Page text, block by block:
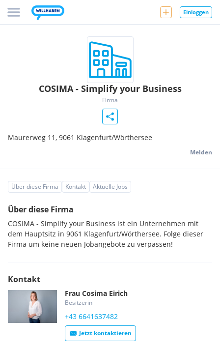
Einloggen
COSIMA - Simplify your Business
Firma
Maurerweg 11, 9061 Klagenfurt/Wörthersee
Melden
Über diese Firma Kontakt Aktuelle Jobs
Über diese Firma
COSIMA - Simplify your Business ist ein Unternehmen mit
dem Hauptsitz in 9061 Klagenfurt/Wörthersee. Folge dieser
Firma um keine neuen Jobangebote zu verpassen!
Kontakt
Frau Cosima Eirich
Besitzerin
+43 6641637482
Jetzt kontaktieren